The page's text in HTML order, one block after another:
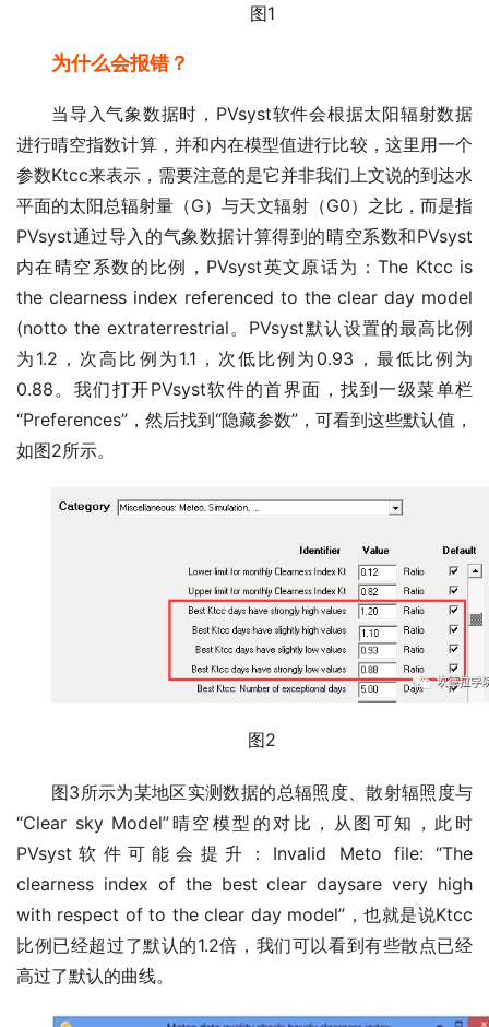
图1
为什么会报错？
当导入气象数据时，PVsyst软件会根据太阳辐射数据
进行晴空指数计算，并和内在模型值进行比较，这里用一个
参数Ktcc来表示，需要注意的是它并非我们上文说的到达水
平面的太阳总辐射量（G）与天文辐射（G0）之比，而是指
PVsyst通过导入的气象数据计算得到的晴空系数和PVsyst
内在晴空系数的比例，PVsyst英文原话为：The Ktcc is
the clearness index referenced to the clear day model
(notto the extraterrestrial。PVsyst默认设置的最高比例
为1.2，次高比例为1.1，次低比例为0.93，最低比例为
0.88。我们打开PVsyst软件的首界面，找到一级菜单栏
“Preferences”，然后找到“隐藏参数”，可看到这些默认值，
如图2所示。
图2
图3所示为某地区实测数据的总辐照度、散射辐照度与
“Clear sky Model”晴空模型的对比，从图可知，此时
PVsyst软件可能会提升：Invalid Meto file: “The
clearness index of the best clear daysare very high
with respect of to the clear day model”，也就是说Ktcc
比例已经超过了默认的1.2倍，我们可以看到有些散点已经
高过了默认的曲线。